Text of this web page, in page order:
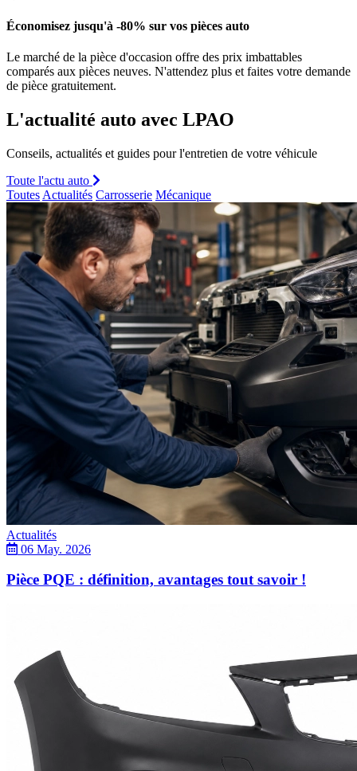
Économisez jusqu'à -80% sur vos pièces auto
Le marché de la pièce d'occasion offre des prix imbattables
comparés aux pièces neuves. N'attendez plus et faites votre demande
de pièce gratuitement.
L'actualité auto avec LPAO
Conseils, actualités et guides pour l'entretien de votre véhicule
Toute l'actu auto
Toutes Actualités Carrosserie Mécanique
Actualités
06 May. 2026
Pièce PQE : définition, avantages tout savoir !